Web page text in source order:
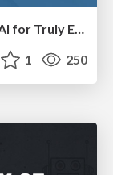
The Director’s Chair: Orchestrating AI for Truly Effective Learning
1 250